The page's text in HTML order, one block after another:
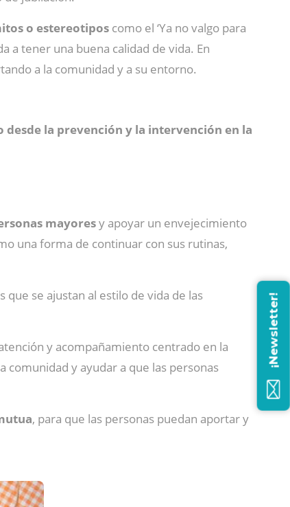
o estereotipos como el ‘Ya no valgo para
a tener una buena calidad de vida. En
a la comunidad y a su entorno.
la prevención y la intervención en la
mayoresy apoyar un envejecimiento
una forma de continuar con sus rutinas,
se ajustan al estilo de vida de las
y acompañamiento centrado en la
comunidad y ayudar a que las personas
, para que las personas puedan aportar y
¡Newsletter!